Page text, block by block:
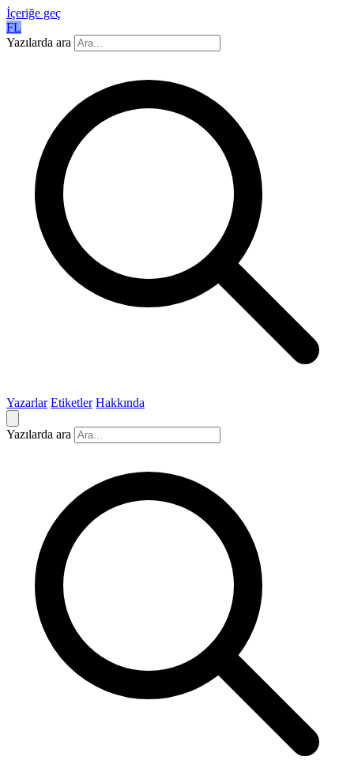
İçeriğe geç
FL
Yazılarda ara
Yazarlar Etiketler Hakkında
Yazılarda ara